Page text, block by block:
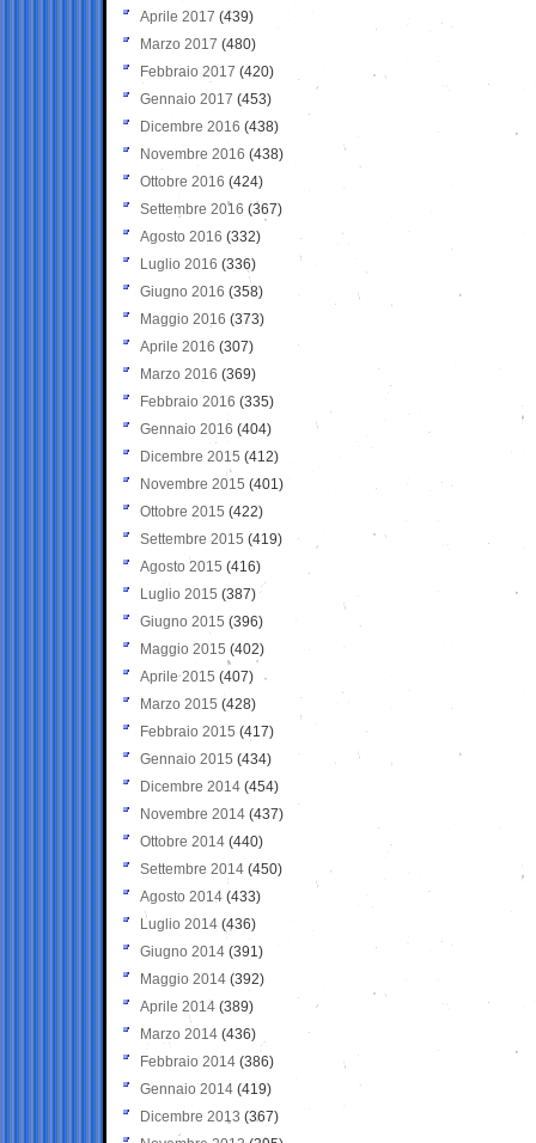
Aprile 2017 (439)
Marzo 2017 (480)
Febbraio 2017 (420)
Gennaio 2017 (453)
Dicembre 2016 (438)
Novembre 2016 (438)
Ottobre 2016 (424)
Settembre 2016 (367)
Agosto 2016 (332)
Luglio 2016 (336)
Giugno 2016 (358)
Maggio 2016 (373)
Aprile 2016 (307)
Marzo 2016 (369)
Febbraio 2016 (335)
Gennaio 2016 (404)
Dicembre 2015 (412)
Novembre 2015 (401)
Ottobre 2015 (422)
Settembre 2015 (419)
Agosto 2015 (416)
Luglio 2015 (387)
Giugno 2015 (396)
Maggio 2015 (402)
Aprile 2015 (407)
Marzo 2015 (428)
Febbraio 2015 (417)
Gennaio 2015 (434)
Dicembre 2014 (454)
Novembre 2014 (437)
Ottobre 2014 (440)
Settembre 2014 (450)
Agosto 2014 (433)
Luglio 2014 (436)
Giugno 2014 (391)
Maggio 2014 (392)
Aprile 2014 (389)
Marzo 2014 (436)
Febbraio 2014 (386)
Gennaio 2014 (419)
Dicembre 2013 (367)